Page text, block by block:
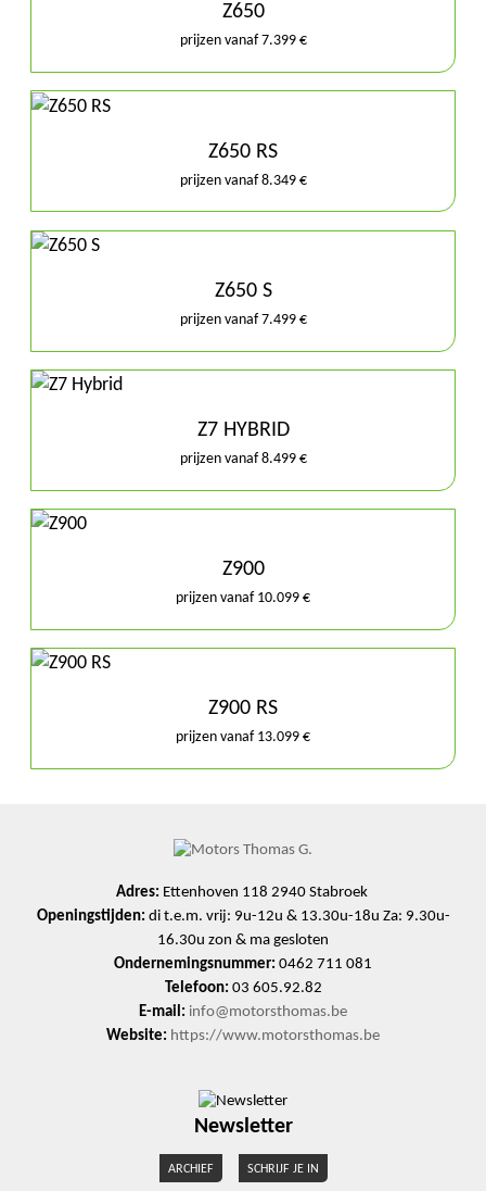
Z650
prijzen vanaf 7.399 €
Z650 RS
prijzen vanaf 8.349 €
Z650 S
prijzen vanaf 7.499 €
Z7 HYBRID
prijzen vanaf 8.499 €
Z900
prijzen vanaf 10.099 €
Z900 RS
prijzen vanaf 13.099 €
Adres: Ettenhoven 118 2940 Stabroek
Openingstijden: di t.e.m. vrij: 9u-12u & 13.30u-18u Za: 9.30u-
16.30u zon & ma gesloten
Ondernemingsnummer: 0462 711 081
Telefoon: 03 605.92.82
E-mail: info@motorsthomas.be
Website: https://www.motorsthomas.be
Newsletter
ARCHIEF SCHRIJF JE IN